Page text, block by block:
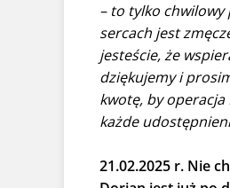
– to tylko chwilowy
sercach jest
jesteście, że
dziękujemy i
kwotę, by operacja
każde
21.02.2025 r. Nie